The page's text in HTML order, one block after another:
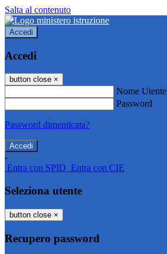
Salta al contenuto
Accedi
Accedi
button close ×
Nome Utente
Password
Password dimenticata?
-
Entra con SPID Entra con CIE
Seleziona utente
button close ×
Recupero password